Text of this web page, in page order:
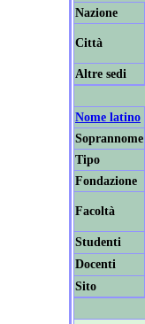
Nazione
Città
Altre sedi
Nome latino
Soprannome
Tipo
Fondazione
Facoltà
Studenti
Docenti
Sito